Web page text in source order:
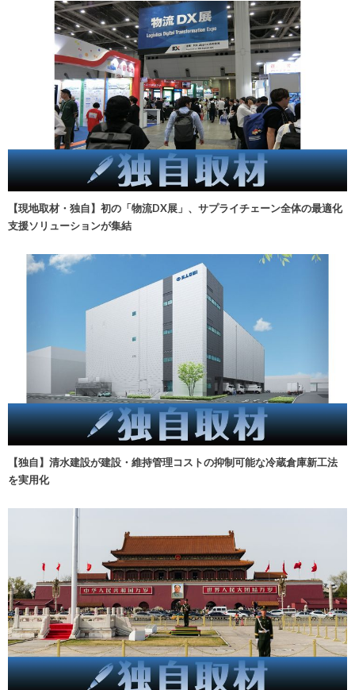
【現地取材・独自】初の「物流DX展」、サプライチェーン全体の最適化
支援ソリューションが集結
【独自】清水建設が建設・維持管理コストの抑制可能な冷蔵倉庫新工法
を実用化